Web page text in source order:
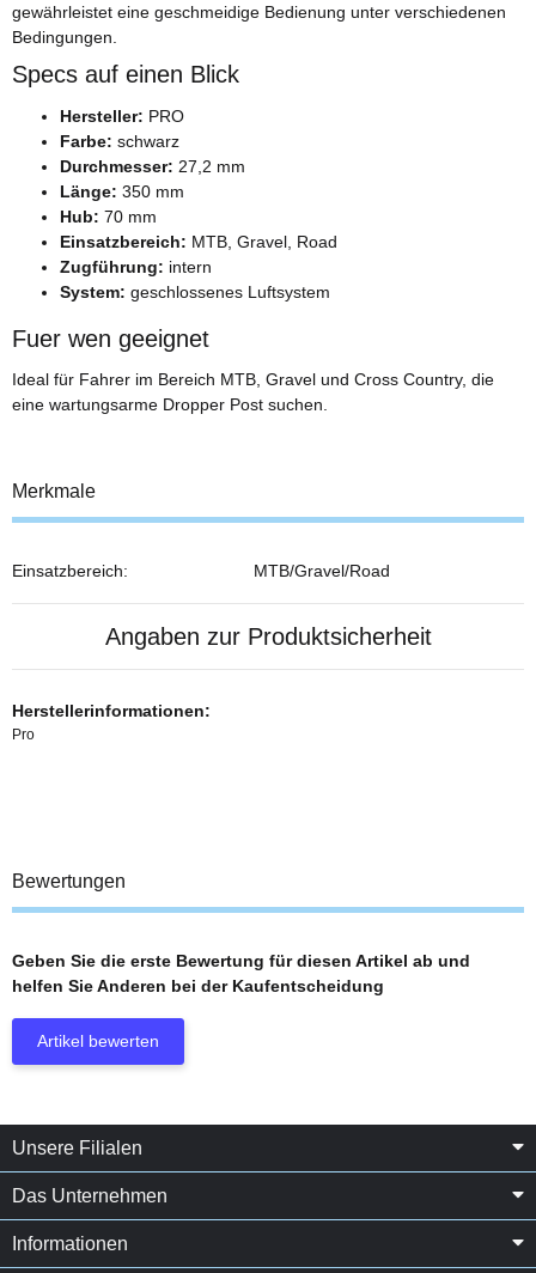
gewährleistet eine geschmeidige Bedienung unter verschiedenen
Bedingungen.
Specs auf einen Blick
Hersteller: PRO
Farbe: schwarz
Durchmesser: 27,2 mm
Länge: 350 mm
Hub: 70 mm
Einsatzbereich: MTB, Gravel, Road
Zugführung: intern
System: geschlossenes Luftsystem
Fuer wen geeignet
Ideal für Fahrer im Bereich MTB, Gravel und Cross Country, die
eine wartungsarme Dropper Post suchen.
Merkmale
Einsatzbereich: MTB/Gravel/Road
Angaben zur Produktsicherheit
Herstellerinformationen:
Pro
Bewertungen
Geben Sie die erste Bewertung für diesen Artikel ab und
helfen Sie Anderen bei der Kaufentscheidung
Artikel bewerten
Unsere Filialen
Das Unternehmen
Informationen